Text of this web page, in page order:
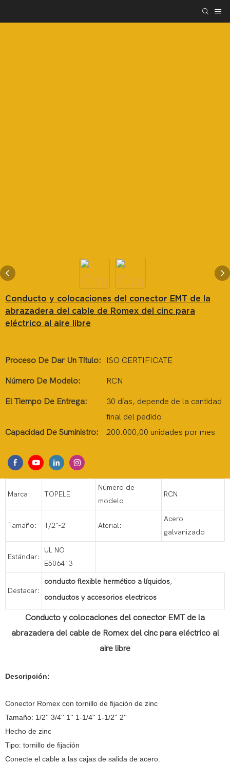
Conducto y colocaciones del conector EMT de la
abrazadera del cable de Romex del cinc para
eléctrico al aire libre
Proceso De Dar Un Título: ISO CERTIFICATE
Número De Modelo: RCN
El Tiempo De Entrega:
30 días, depende de la cantidad
final del pedido
Capacidad De Suministro:
200.000,00 unidades por mes
Marca: TOPELE
Número de
modelo:
RCN
Tamaño: 1/2"-2" Aterial:
Acero
galvanizado
Estándar:
UL NO.
E506413
Destacar:
conducto flexible hermético a líquidos,
conductos y accesorios electricos
Conducto y colocaciones del conector EMT de la
abrazadera del cable de Romex del cinc para eléctrico al
aire libre
Descripción:
Conector Romex con tornillo de fijación de zinc
Tamaño: 1/2'' 3/4'' 1'' 1-1/4'' 1-1/2'' 2''
Hecho de zinc
Tipo: tornillo de fijación
Conecte el cable a las cajas de salida de acero.